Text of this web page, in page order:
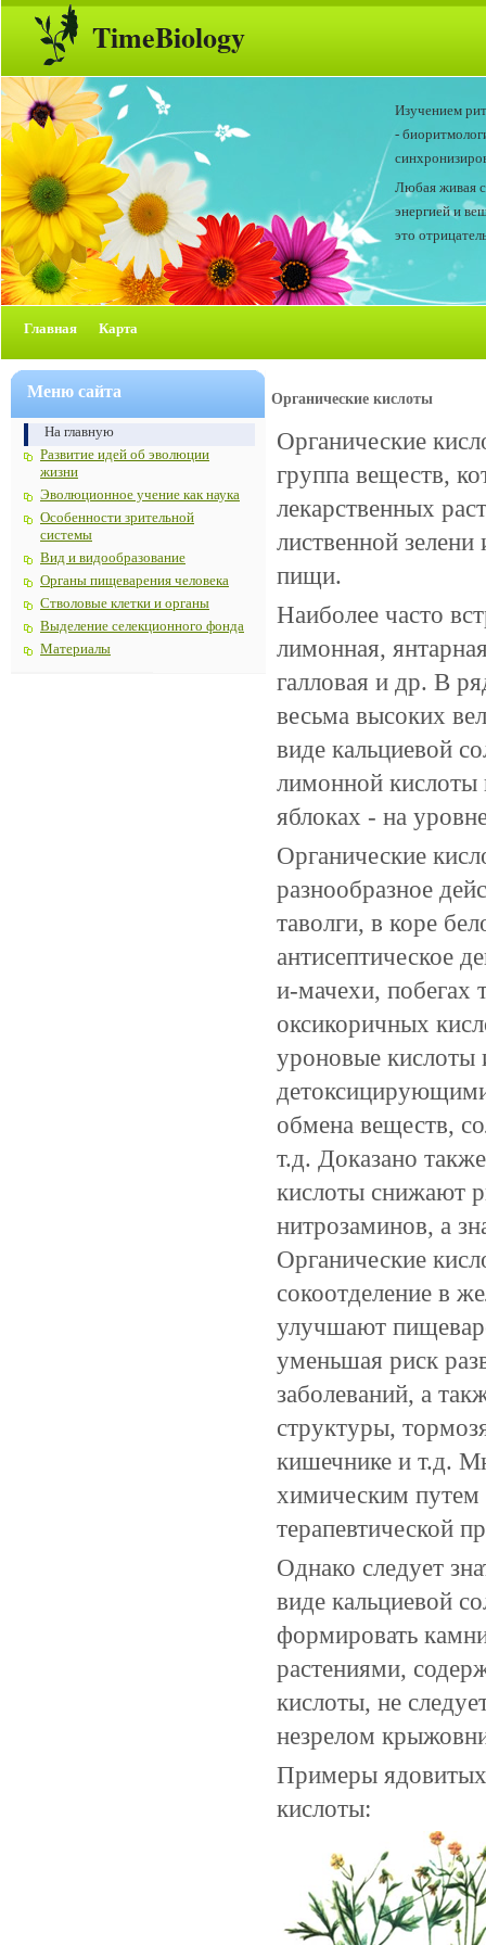
TimeBiology
Изучением
-
Любая живая
энергией и
это
Главная Карта
Меню сайта
На главную
Развитие идей об эволюции
жизни
Эволюционное учение как наука
Особенности зрительной
системы
Вид и видообразование
Органы пищеварения человека
Стволовые клетки и органы
Выделение селекционного фонда
Материалы
Органические кислоты
Органические
группа веществ,
лекарственных
лиственной
пищи.
Наиболее часто
лимонная,
галловая и др. В
весьма высоких
виде кальциевой
лимонной кислоты
яблоках - на
Органические
разнообразное
таволги, в коре
антисептическое
и-мачехи, побегах
оксикоричных
уроновые кислоты
обмена веществ,
т.д. Доказано
кислоты снижают
нитрозаминов, а
Органические
сокоотделение в
улучшают
уменьшая риск
заболеваний, а
структуры,
кишечнике и т.д.
химическим
терапевтической
Однако следует
виде кальциевой
формировать
растениями,
кислоты, не
незрелом
Примеры ядовитых
кислоты: